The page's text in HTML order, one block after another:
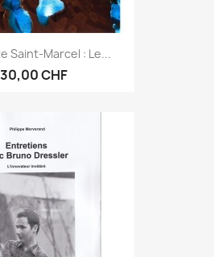
Saint-Marcel : Le...
30,00 CHF